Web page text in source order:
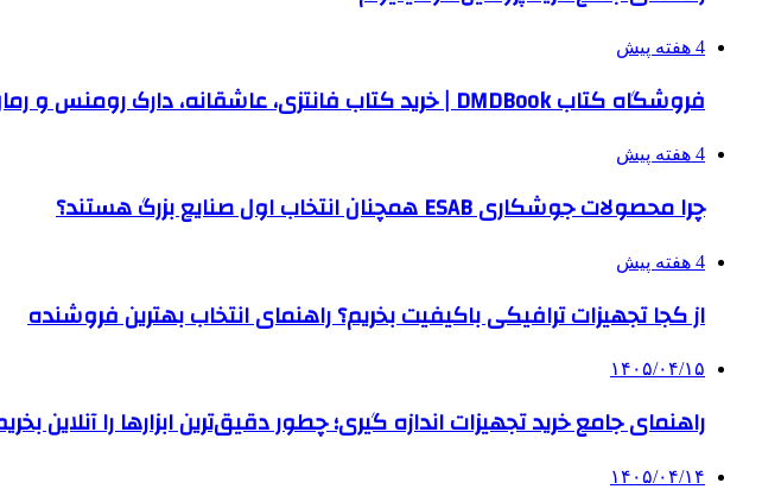
4 هفته پیش
فروشگاه کتاب DMDBook | خرید کتاب فانتزی، عاشقانه، دارک رومنس و رمان بدون حذفیات
4 هفته پیش
چرا محصولات جوشکاری ESAB همچنان انتخاب اول صنایع بزرگ هستند؟
4 هفته پیش
از کجا تجهیزات ترافیکی باکیفیت بخریم؟ راهنمای انتخاب بهترین فروشنده
۱۴۰۵/۰۴/۱۵
راهنمای جامع خرید تجهیزات اندازه گیری؛ چطور دقیق‌ترین ابزارها را آنلاین
۱۴۰۵/۰۴/۱۴